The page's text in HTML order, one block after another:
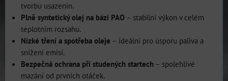
tvorbu usazenin.
Plně syntetický olej na bázi PAO – stabilní výkon v celém
teplotním rozsahu.
Nízké tření a spotřeba oleje – ideální pro úsporu paliva a
snížení emisí.
Bezpečná ochrana při studených startech – spolehlivé
mazání od prvních otáček.